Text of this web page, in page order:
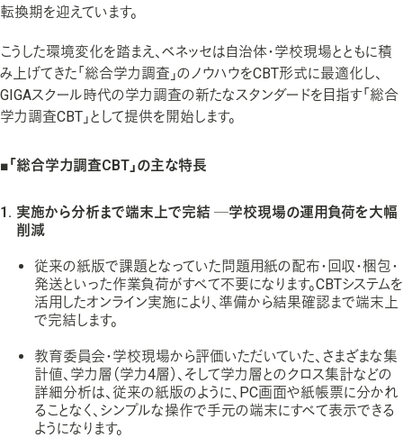
転換期を迎えています。
こうした環境変化を踏まえ、ベネッセは自治体・学校現場とともに積
み上げてきた「総合学力調査」のノウハウをCBT形式に最適化し、
GIGAスクール時代の学力調査の新たなスタンダードを目指す「総合
学力調査CBT」として提供を開始します。
■「総合学力調査CBT」の主な特長
実施から分析まで端末上で完結 ─学校現場の運用負荷を大幅
削減
従来の紙版で課題となっていた問題用紙の配布・回収・梱包・
発送といった作業負荷がすべて不要になります。CBTシステムを
活用したオンライン実施により、準備から結果確認まで端末上
で完結します。
教育委員会・学校現場から評価いただいていた、さまざまな集
計値、学力層（学力4層）、そして学力層とのクロス集計などの
詳細分析は、従来の紙版のように、PC画面や紙帳票に分かれ
ることなく、シンプルな操作で手元の端末にすべて表示できる
ようになります。